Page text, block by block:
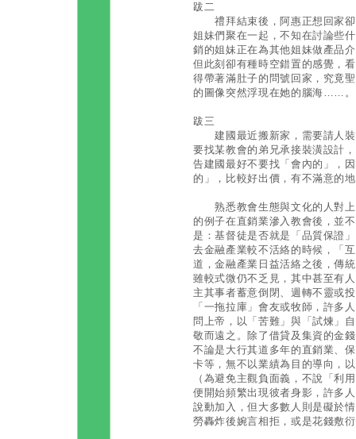
跋二
禮拜結束後，阿惠正想回家卻
姐妹們聚在一起，不知在討論些
銷的姐妹正在為其他姐妹做產品
但此刻卻有種時空錯置的感覺，
得帶著滿肚子的問號回家，究竟
的圖像突然浮現在她的腦海……。
跋三
建國最近搬新家，需要請人裝
要找某教會的弟兄承接裝潢設計
告建國最好不要找「會內的」，
的」，比較好出價，有不滿意的
熟悉教會生態與文化的人對上
的例子在直銷業滲入教會後，並
是：基督徒是否就是「品質保證
去金融產業較不活絡的時候，「
道，金融產業日益活絡之後，傳
雖較式微仍不乏見，其中甚至有
主其事者蓄意倒閉、週轉不靈或
「一拖拉庫」會友或牧師，許多
問上帝，以「苦難」與「試煉」
敬而遠之。除了借貸及集資的金
不論是大行其道多年的直銷業、
卡等，無不以業績為目的導向，
（為避免主觀負面義，不說「利
便開始頻繁出現彼者身影，許多
說動加入，但大多數人則是礙於
勞轟炸後婉言相拒，或是花錢敷